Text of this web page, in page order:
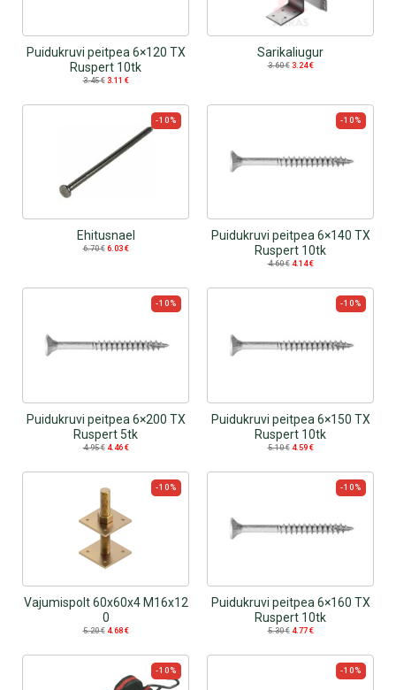
Puidukruvi peitpea 6×120 TX
Ruspert 10tk
3.45€ 3.11 €
Sarikaliugur
3.60€ 3.24€
-10%
Ehitusnael
6.70€ 6.03 €
-10%
Puidukruvi peitpea 6×140 TX
Ruspert 10tk
4.60€ 4.14€
-10%
Puidukruvi peitpea 6×200 TX
Ruspert 5tk
4.95€ 4.46 €
-10%
Puidukruvi peitpea 6×150 TX
Ruspert 10tk
5.10€ 4.59 €
-10%
Vajumispolt 60x60x4 M16x12
0
5.20€ 4.68 €
-10%
Puidukruvi peitpea 6×160 TX
Ruspert 10tk
5.30€ 4.77 €
-10% -10%